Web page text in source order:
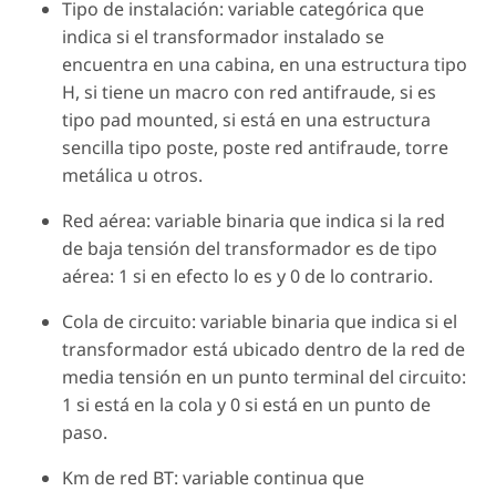
Tipo de instalación: variable categórica que
indica si el transformador instalado se
encuentra en una cabina, en una estructura tipo
H, si tiene un macro con red antifraude, si es
tipo pad mounted, si está en una estructura
sencilla tipo poste, poste red antifraude, torre
metálica u otros.
Red aérea: variable binaria que indica si la red
de baja tensión del transformador es de tipo
aérea: 1 si en efecto lo es y 0 de lo contrario.
Cola de circuito: variable binaria que indica si el
transformador está ubicado dentro de la red de
media tensión en un punto terminal del circuito:
1 si está en la cola y 0 si está en un punto de
paso.
Km de red BT: variable continua que